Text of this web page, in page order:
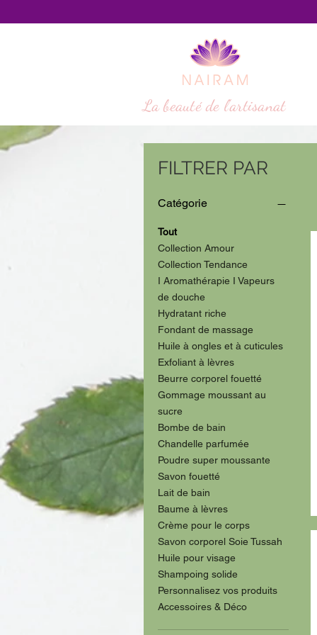
La beauté de l'artisanat
FILTRER PAR
Catégorie
Tout
Collection Amour
Collection Tendance
I Aromathérapie I Vapeurs
de douche
Hydratant riche
Fondant de massage
Huile à ongles et à cuticules
Exfoliant à lèvres
Beurre corporel fouetté
Gommage moussant au
sucre
Bombe de bain
Chandelle parfumée
Poudre super moussante
Savon fouetté
Lait de bain
Baume à lèvres
Crème pour le corps
Savon corporel Soie Tussah
Huile pour visage
Shampoing solide
Personnalisez vos produits
Accessoires & Déco